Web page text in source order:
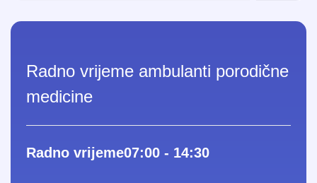
Radno vrijeme ambulanti porodične
medicine
Radno vrijeme07:00 - 14:30